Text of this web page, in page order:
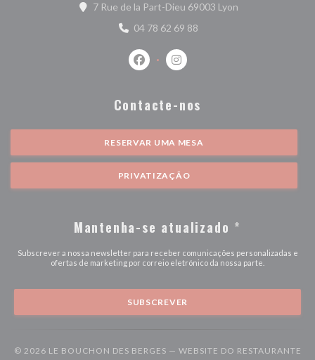
7 Rue de la Part-Dieu 69003 Lyon
04 78 62 69 88
Facebook ((abre numa nova janela))
Instagram ((abre numa nova
Contacte-nos
RESERVAR UMA MESA
PRIVATIZAÇÃO
Mantenha-se atualizado *
Subscrever a nossa newsletter para receber comunicações personalizadas e
ofertas de marketing por correio eletrónico da nossa parte.
SUBSCREVER
© 2026 LE BOUCHON DES BERGES — WEBSITE DO RESTAURANTE